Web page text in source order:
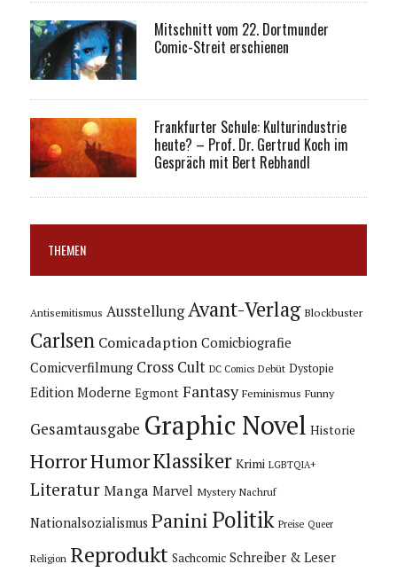
Mitschnitt vom 22. Dortmunder
Comic-Streit erschienen
Frankfurter Schule: Kulturindustrie
heute? – Prof. Dr. Gertrud Koch im
Gespräch mit Bert Rebhandl
THEMEN
Antisemitismus Ausstellung Avant-Verlag Blockbuster
Carlsen Comicadaption Comicbiografie
Comicverfilmung Cross Cult DC Comics Debüt Dystopie
Edition Moderne Egmont Fantasy Feminismus Funny
Gesamtausgabe Graphic Novel Historie
HorrorHumorKlassiker Krimi LGBTQIA+
Literatur Manga Marvel Mystery Nachruf
Nationalsozialismus Panini Politik Preise Queer
Religion Reprodukt Sachcomic Schreiber & Leser